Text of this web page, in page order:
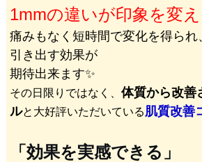
1mmの違いが印象を変え
痛みもなく短時間で変化を得られ
引き出す効果が
期待出来ます✨
その日限りではなく、 体質から改善
ルと大好評いただいている肌質改善
「効果を実感できる」